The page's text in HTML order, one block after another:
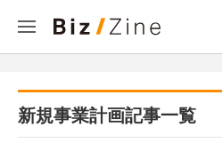
新規事業計画記事一覧